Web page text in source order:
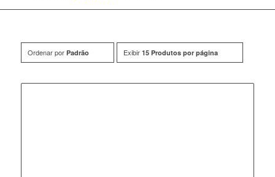
Ordenar por Padrão Exibir 15 Produtos por página